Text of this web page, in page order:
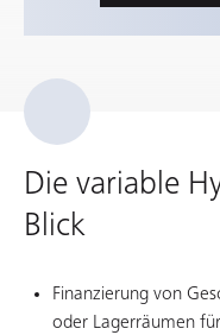
Die variable
Blick
Finanzierung von
oder Lagerräumen